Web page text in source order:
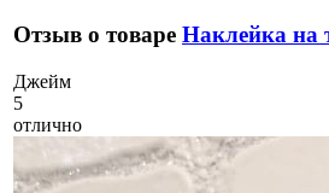
Отзыв о товаре Наклейка на
Джейм
5
отлично